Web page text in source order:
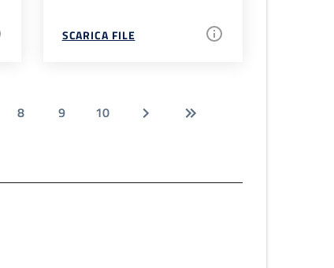
SCARICA FILE
8 9 10